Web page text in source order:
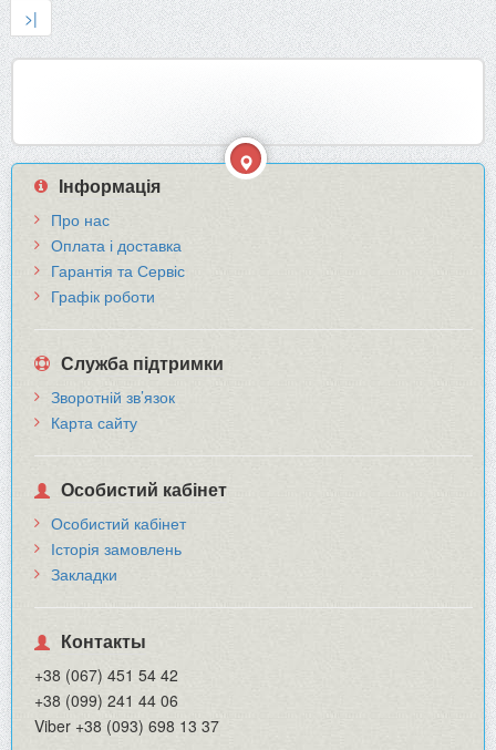
>|
Інформація
Про нас
Оплата і доставка
Гарантія та Сервіс
Графік роботи
Служба підтримки
Зворотній зв’язок
Карта сайту
Особистий кабінет
Особистий кабінет
Історія замовлень
Закладки
Контакты
+38 (067) 451 54 42
+38 (099) 241 44 06
Viber +38 (093) 698 13 37